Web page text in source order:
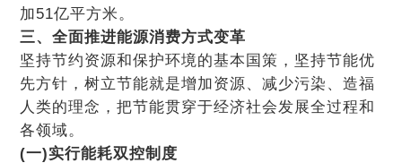
加51亿平方米。
三、全面推进能源消费方式变革
坚持节约资源和保护环境的基本国策，坚持节能优
先方针，树立节能就是增加资源、减少污染、造福
人类的理念，把节能贯穿于经济社会发展全过程和
各领域。
(一)实行能耗双控制度